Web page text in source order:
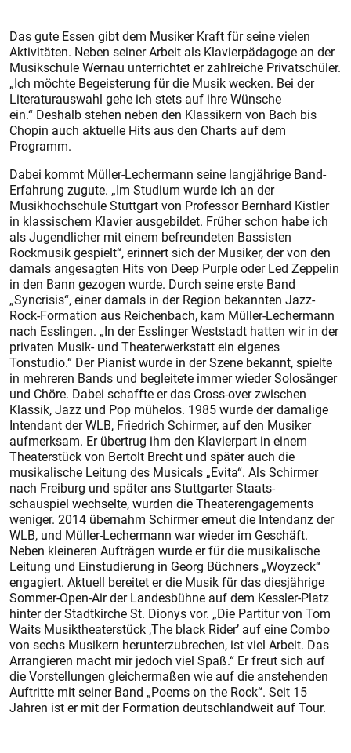
Das gute Essen gibt dem Musiker Kraft für seine vielen
Aktivitäten. Neben seiner Arbeit als Klavierpädagoge an der
Musikschule Wernau unterrichtet er zahlreiche Privatschüler.
„Ich möchte Begeisterung für die Musik wecken. Bei der
Literaturauswahl gehe ich stets auf ihre Wünsche
ein.“ Deshalb stehen neben den Klassikern von Bach bis
Chopin auch aktuelle Hits aus den Charts auf dem
Programm.
Dabei kommt Müller-Lechermann seine langjährige Band-
Erfahrung zugute. „Im Studium wurde ich an der
Musikhochschule Stuttgart von Professor Bernhard Kistler
in klassischem Klavier ausgebildet. Früher schon habe ich
als Jugendlicher mit einem befreundeten Bassisten
Rockmusik gespielt“, erinnert sich der Musiker, der von den
damals angesagten Hits von Deep Purple oder Led Zeppelin
in den Bann gezogen wurde. Durch seine erste Band
„Syncrisis“, einer damals in der Region bekannten Jazz-
Rock-Formation aus Reichenbach, kam Müller-Lechermann
nach Esslingen. „In der Esslinger Weststadt hatten wir in der
privaten Musik- und Theaterwerkstatt ein eigenes
Tonstudio.“ Der Pianist wurde in der Szene bekannt, spielte
in mehreren Bands und begleitete immer wieder Solosänger
und Chöre. Dabei schaffte er das Cross-over zwischen
Klassik, Jazz und Pop mühelos. 1985 wurde der damalige
Intendant der WLB, Friedrich Schirmer, auf den Musiker
aufmerksam. Er übertrug ihm den Klavierpart in einem
Theaterstück von Bertolt Brecht und später auch die
musikalische Leitung des Musicals „Evita“. Als Schirmer
nach Freiburg und später ans Stuttgarter Staats-
schauspiel wechselte, wurden die Theaterengagements
weniger. 2014 übernahm Schirmer erneut die Intendanz der
WLB, und Müller-Lechermann war wieder im Geschäft.
Neben kleineren Aufträgen wurde er für die musikalische
Leitung und Einstudierung in Georg Büchners „Woyzeck“
engagiert. Aktuell bereitet er die Musik für das diesjährige
Sommer-Open-Air der Landesbühne auf dem Kessler-Platz
hinter der Stadtkirche St. Dionys vor. „Die Partitur von Tom
Waits Musiktheaterstück ,The black Rider’ auf eine Combo
von sechs Musikern herunterzubrechen, ist viel Arbeit. Das
Arrangieren macht mir jedoch viel Spaß.“ Er freut sich auf
die Vorstellungen gleichermaßen wie auf die anstehenden
Auftritte mit seiner Band „Poems on the Rock“. Seit 15
Jahren ist er mit der Formation deutschlandweit auf Tour.